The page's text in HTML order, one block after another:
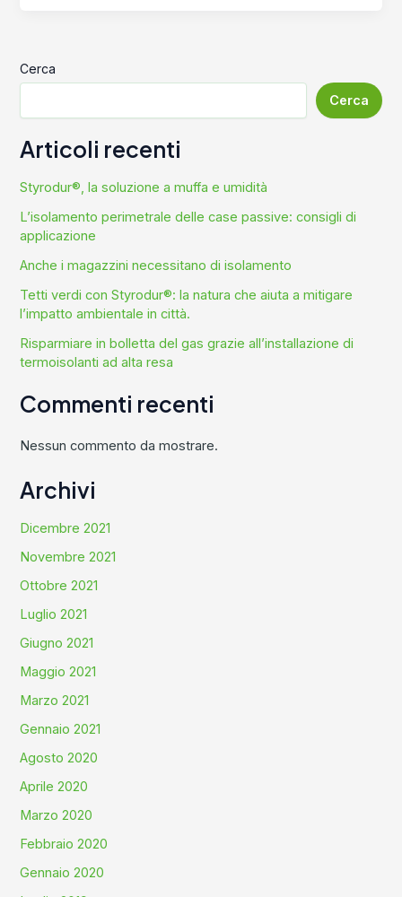
Cerca
Cerca
Articoli recenti
Styrodur®, la soluzione a muffa e umidità
L’isolamento perimetrale delle case passive: consigli di
applicazione
Anche i magazzini necessitano di isolamento
Tetti verdi con Styrodur®: la natura che aiuta a mitigare
l’impatto ambientale in città.
Risparmiare in bolletta del gas grazie all’installazione di
termoisolanti ad alta resa
Commenti recenti
Nessun commento da mostrare.
Archivi
Dicembre 2021
Novembre 2021
Ottobre 2021
Luglio 2021
Giugno 2021
Maggio 2021
Marzo 2021
Gennaio 2021
Agosto 2020
Aprile 2020
Marzo 2020
Febbraio 2020
Gennaio 2020